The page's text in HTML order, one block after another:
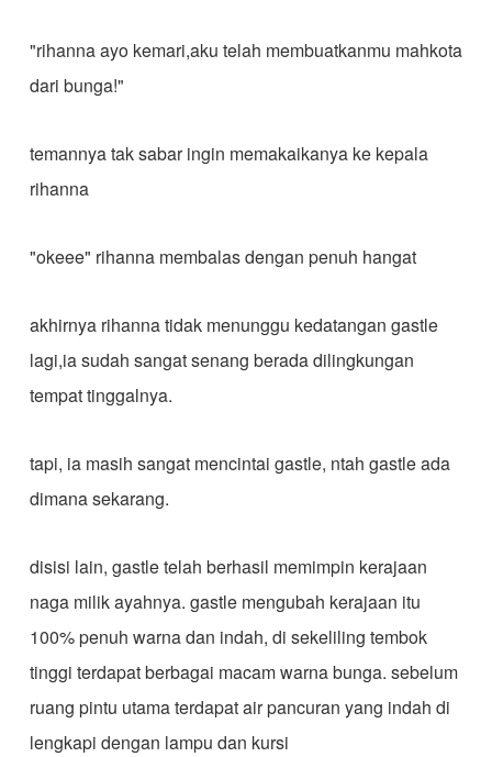
"rihanna ayo kemari,aku telah membuatkanmu mahkota
dari bunga!"
temannya tak sabar ingin memakaikanya ke kepala
rihanna
"okeee" rihanna membalas dengan penuh hangat
akhirnya rihanna tidak menunggu kedatangan gastle
lagi,ia sudah sangat senang berada dilingkungan
tempat tinggalnya.
tapi, ia masih sangat mencintai gastle, ntah gastle ada
dimana sekarang.
disisi lain, gastle telah berhasil memimpin kerajaan
naga milik ayahnya. gastle mengubah kerajaan itu
100% penuh warna dan indah, di sekeliling tembok
tinggi terdapat berbagai macam warna bunga. sebelum
ruang pintu utama terdapat air pancuran yang indah di
lengkapi dengan lampu dan kursi